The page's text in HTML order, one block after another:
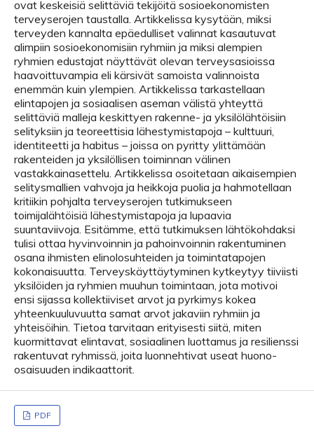
ovat keskeisiä selittäviä tekijöitä sosioekonomisten
terveyserojen taustalla. Artikkelissa kysytään, miksi
terveyden kannalta epäedulliset valinnat kasautuvat
alimpiin sosioekonomisiin ryhmiin ja miksi alempien
ryhmien edustajat näyttävät olevan terveysasioissa
haavoittuvampia eli kärsivät samoista valinnoista
enemmän kuin ylempien. Artikkelissa tarkastellaan
elintapojen ja sosiaalisen aseman välistä yhteyttä
selittäviä malleja keskittyen rakenne- ja yksilölähtöisiin
selityksiin ja teoreettisia lähestymistapoja – kulttuuri,
identiteetti ja habitus – joissa on pyritty ylittämään
rakenteiden ja yksilöllisen toiminnan välinen
vastakkainasettelu. Artikkelissa osoitetaan aikaisempien
selitysmallien vahvoja ja heikkoja puolia ja hahmotellaan
kritiikin pohjalta terveyserojen tutkimukseen
toimijalähtöisiä lähestymistapoja ja lupaavia
suuntaviivoja. Esitämme, että tutkimuksen lähtökohdaksi
tulisi ottaa hyvinvoinnin ja pahoinvoinnin rakentuminen
osana ihmisten elinolosuhteiden ja toimintatapojen
kokonaisuutta. Terveyskäyttäytyminen kytkeytyy tiiviisti
yksilöiden ja ryhmien muuhun toimintaan, jota motivoi
ensi sijassa kollektiiviset arvot ja pyrkimys kokea
yhteenkuuluvuutta samat arvot jakaviin ryhmiin ja
yhteisöihin. Tietoa tarvitaan erityisesti siitä, miten
kuormittavat elintavat, sosiaalinen luottamus ja resilienssi
rakentuvat ryhmissä, joita luonnehtivat useat huono-
osaisuuden indikaattorit.
PDF